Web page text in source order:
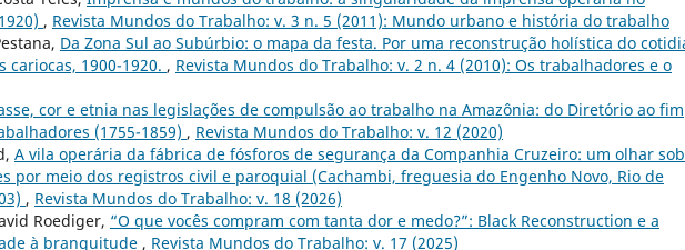
, Revista Mundos do Trabalho: v. 3 n. 5 (2011): Mundo urbano e história do trabalho
Da Zona Sul ao Subúrbio: o mapa da festa. Por uma reconstrução holística do
cariocas, 1900-1920. , Revista Mundos do Trabalho: v. 2 n. 4 (2010): Os trabalhadores e o
cor e etnia nas legislações de compulsão ao trabalho na Amazônia: do Diretório ao fim
(1755-1859) , Revista Mundos do Trabalho: v. 12 (2020)
A vila operária da fábrica de fósforos de segurança da Companhia Cruzeiro: um olhar
por meio dos registros civil e paroquial (Cachambi, freguesia do Engenho Novo, Rio de
, Revista Mundos do Trabalho: v. 18 (2026)
Roediger, “O que vocês compram com tanta dor e medo?”: Black Reconstruction e a
à branquitude , Revista Mundos do Trabalho: v. 17 (2025)